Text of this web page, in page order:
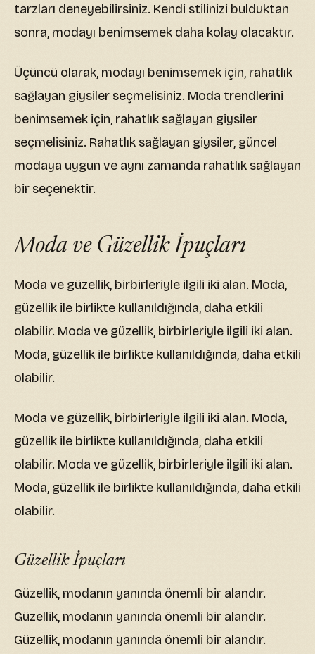
tarzları deneyebilirsiniz. Kendi stilinizi bulduktan
sonra, modayı benimsemek daha kolay olacaktır.
Üçüncü olarak, modayı benimsemek için, rahatlık
sağlayan giysiler seçmelisiniz. Moda trendlerini
benimsemek için, rahatlık sağlayan giysiler
seçmelisiniz. Rahatlık sağlayan giysiler, güncel
modaya uygun ve aynı zamanda rahatlık sağlayan
bir seçenektir.
Moda ve Güzellik İpuçları
Moda ve güzellik, birbirleriyle ilgili iki alan. Moda,
güzellik ile birlikte kullanıldığında, daha etkili
olabilir. Moda ve güzellik, birbirleriyle ilgili iki alan.
Moda, güzellik ile birlikte kullanıldığında, daha etkili
olabilir.
Moda ve güzellik, birbirleriyle ilgili iki alan. Moda,
güzellik ile birlikte kullanıldığında, daha etkili
olabilir. Moda ve güzellik, birbirleriyle ilgili iki alan.
Moda, güzellik ile birlikte kullanıldığında, daha etkili
olabilir.
Güzellik İpuçları
Güzellik, modanın yanında önemli bir alandır.
Güzellik, modanın yanında önemli bir alandır.
Güzellik, modanın yanında önemli bir alandır.